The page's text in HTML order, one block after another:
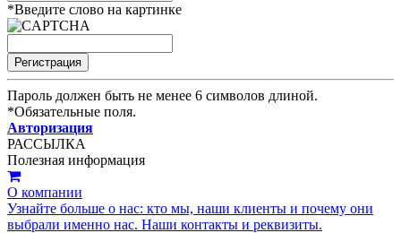
*Введите слово на картинке
Пароль должен быть не менее 6 символов длиной.
*Обязательные поля.
Авторизация
РАССЫЛКА
Полезная информация
О компании
Узнайте больше о нас: кто мы, наши клиенты и почему они
выбрали именно нас. Наши контакты и реквизиты.